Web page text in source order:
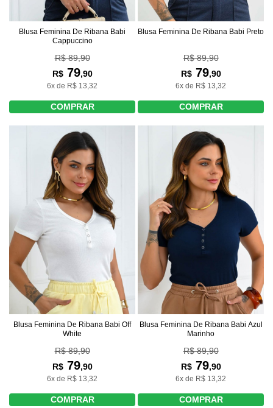
Blusa Feminina De Ribana Babi
Cappuccino
R$ 89,90
R$79,90
6x de R$ 13,32
COMPRAR
Blusa Feminina De Ribana Babi Preto
R$ 89,90
R$79,90
6x de R$ 13,32
COMPRAR
Blusa Feminina De Ribana Babi Off
White
R$ 89,90
R$79,90
6x de R$ 13,32
COMPRAR
Blusa Feminina De Ribana Babi Azul
Marinho
R$ 89,90
R$79,90
6x de R$ 13,32
COMPRAR